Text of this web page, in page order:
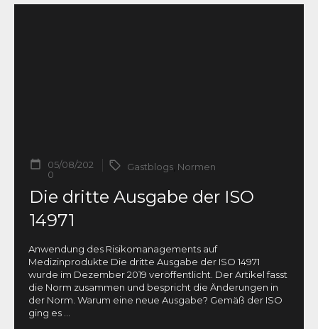
05/08/202
0
Gastblogs, Normen
Die dritte Ausgabe der ISO
14971
Anwendung des Risikomanagements auf
Medizinprodukte Die dritte Ausgabe der ISO 14971
wurde im Dezember 2019 veröffentlicht. Der Artikel fasst
die Norm zusammen und bespricht die Änderungen in
der Norm. Warum eine neue Ausgabe? Gemäß der ISO
ging es